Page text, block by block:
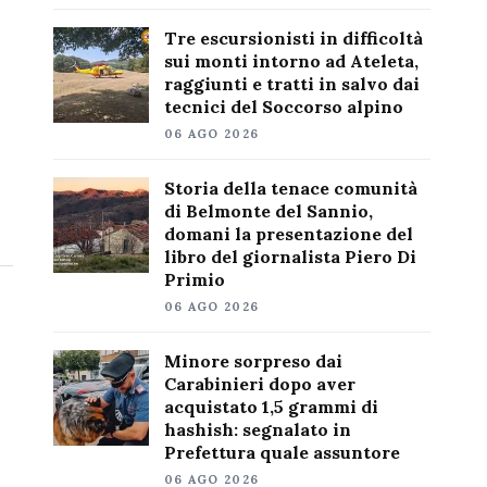
Tre escursionisti in difficoltà
sui monti intorno ad Ateleta,
raggiunti e tratti in salvo dai
tecnici del Soccorso alpino
06 AGO 2026
Storia della tenace comunità
di Belmonte del Sannio,
domani la presentazione del
libro del giornalista Piero Di
Primio
06 AGO 2026
Minore sorpreso dai
Carabinieri dopo aver
acquistato 1,5 grammi di
hashish: segnalato in
Prefettura quale assuntore
06 AGO 2026